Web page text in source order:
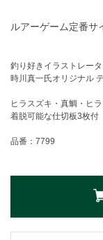
ルアーゲーム定番サ
釣り好きイラストレー
時川真一氏オリジナル
ヒラスズキ・真鯛・ヒ
着脱可能な仕切板3枚付
品番：7799